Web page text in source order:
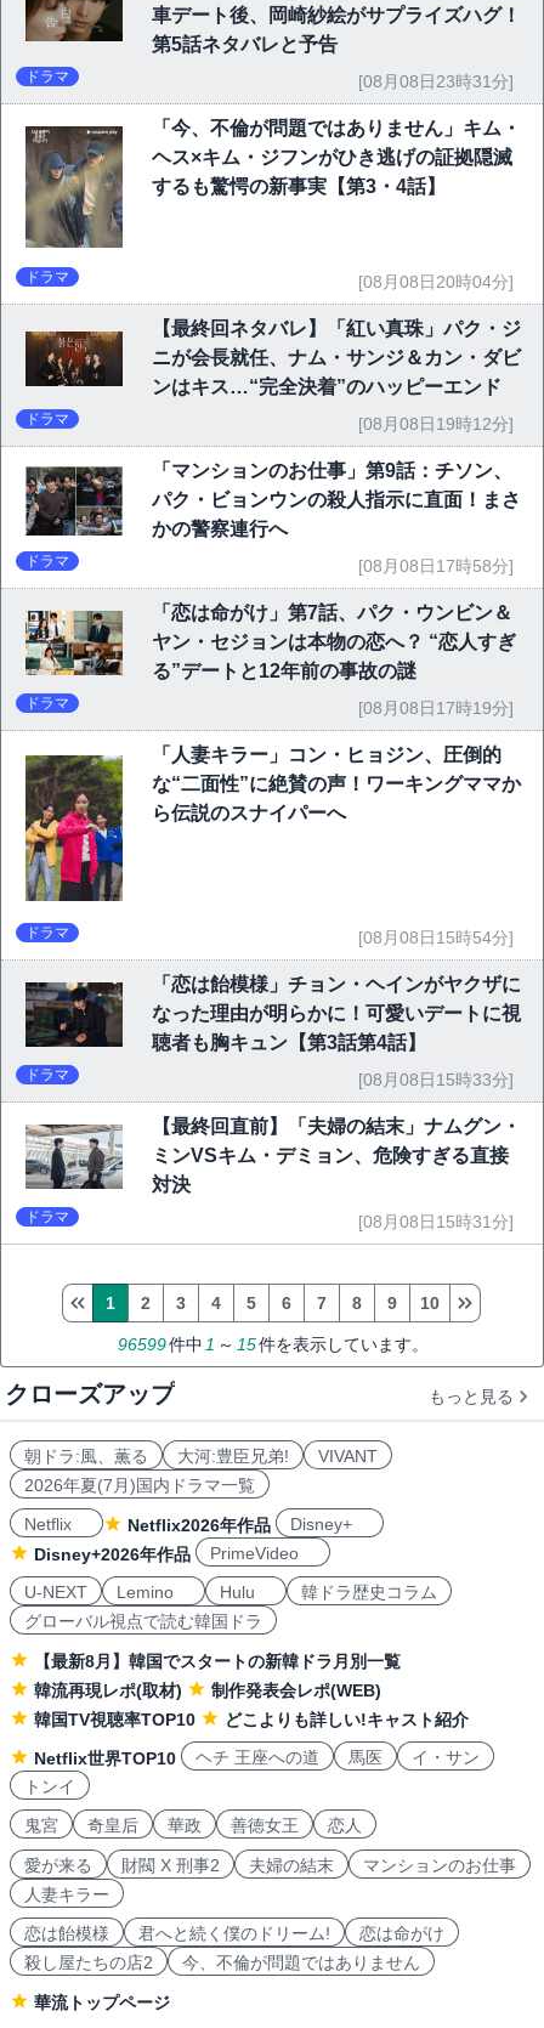
車デート後、岡崎紗絵がサプライズハグ！
第5話ネタバレと予告
ドラマ [08月08日23時31分]
「今、不倫が問題ではありません」キム・
ヘス×キム・ジフンがひき逃げの証拠隠滅
するも驚愕の新事実【第3・4話】
ドラマ [08月08日20時04分]
【最終回ネタバレ】「紅い真珠」パク・ジ
ニが会長就任、ナム・サンジ＆カン・ダビ
ンはキス…“完全決着”のハッピーエンド
ドラマ [08月08日19時12分]
「マンションのお仕事」第9話：チソン、
パク・ビョンウンの殺人指示に直面！まさ
かの警察連行へ
ドラマ [08月08日17時58分]
「恋は命がけ」第7話、パク・ウンビン＆
ヤン・セジョンは本物の恋へ？ “恋人すぎ
る”デートと12年前の事故の謎
ドラマ [08月08日17時19分]
「人妻キラー」コン・ヒョジン、圧倒的
な“二面性”に絶賛の声！ワーキングママか
ら伝説のスナイパーへ
ドラマ [08月08日15時54分]
「恋は飴模様」チョン・ヘインがヤクザに
なった理由が明らかに！可愛いデートに視
聴者も胸キュン【第3話第4話】
ドラマ [08月08日15時33分]
【最終回直前】「夫婦の結末」ナムグン・
ミンVSキム・デミョン、危険すぎる直接
対決
ドラマ [08月08日15時31分]
96599件中 1 ～ 15件を表示しています。
1 2 3 4 5 6 7 8 9 10
クローズアップ もっと見る
朝ドラ:風、薫る 大河:豊臣兄弟!
VIVANT
2026年夏(7月)国内ドラマ一覧
Netflix
Netflix2026年作品
Disney+
Disney+2026年作品
PrimeVideo
U-NEXT
Lemino Hulu
韓ドラ歴史コラム
グローバル視点で読む韓国ドラ
【最新8月】韓国でスタートの新韓ドラ月別一覧
韓流再現レポ(取材)
制作発表会レポ(WEB)
韓国TV視聴率TOP10
どこよりも詳しい!キャスト紹介
Netflix世界TOP10
ヘチ 王座への道 馬医
イ・サン
トンイ
鬼宮
奇皇后 華政 善徳女王 恋人
愛が来る 財閥 X 刑事2 夫婦の結末
マンションのお仕事
人妻キラー
恋は飴模様
君へと続く僕のドリーム!
恋は命がけ
殺し屋たちの店2
今、不倫が問題ではありません
華流トップページ